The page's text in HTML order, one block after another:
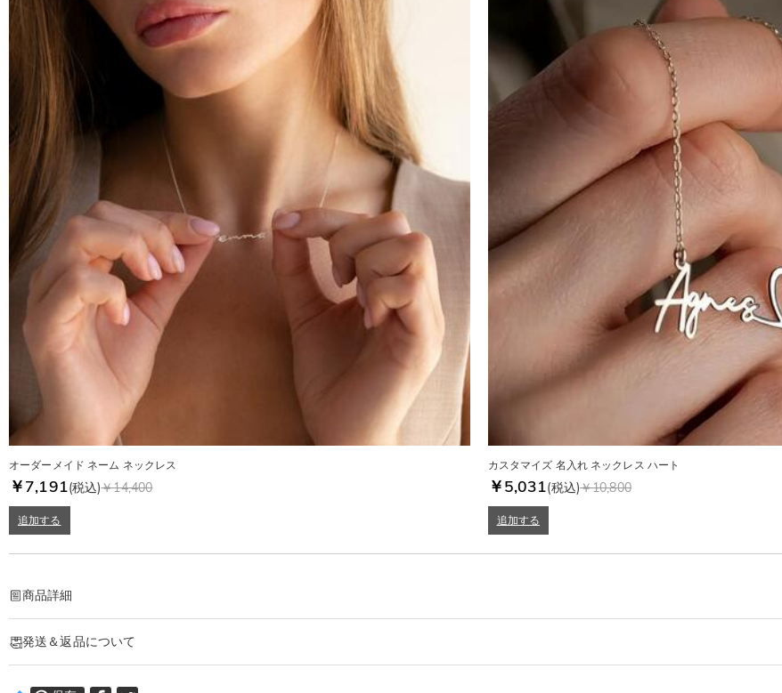
オーダーメイド ネーム ネックレス
￥7,191(税込)￥14,400
追加する
カスタマイズ 名入れ ネックレス ハート
￥5,031(税込)￥10,800
追加する
商品詳細
あなたの気持ちを形に出来るオーダーメイドのネックレスです。
大切な人へ、自分へのご褒美に。特別な時に贈るオリジナルネックレス。
あなただけの一品をおつくりします。
発送＆返品について